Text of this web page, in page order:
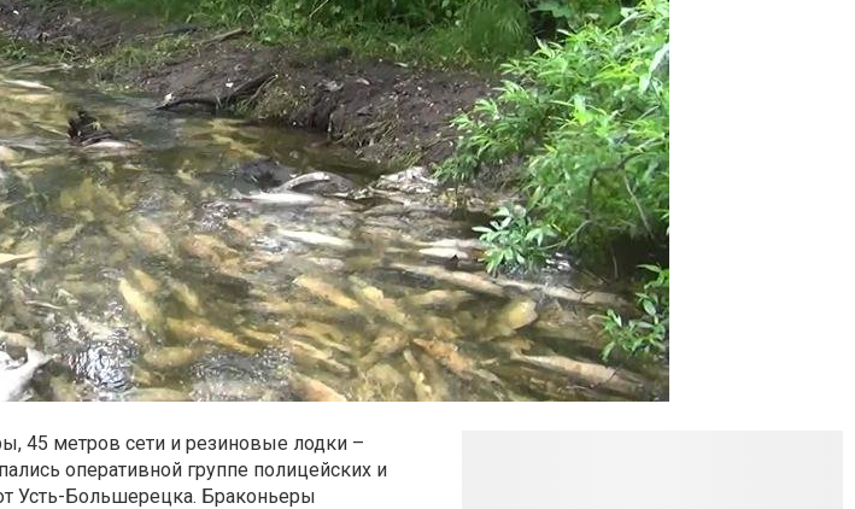
45 метров сети и резиновые лодки –
оперативной группе полицейских и
Усть-Большерецка. Браконьеры